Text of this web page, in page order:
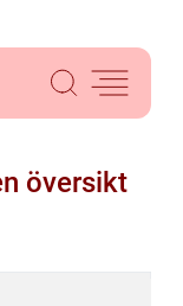
översikt